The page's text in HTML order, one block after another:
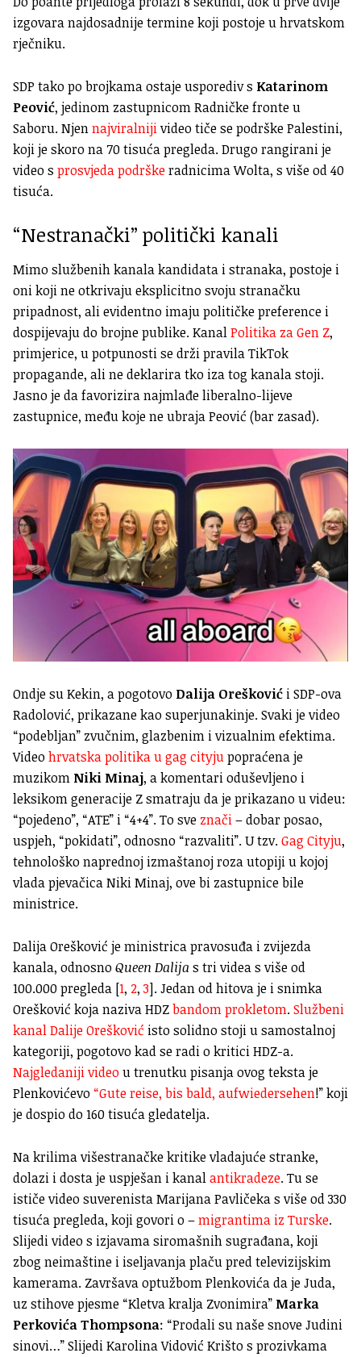
izgovara najdosadnije termine koji postoje u hrvatskom
rječniku.
SDP tako po brojkama ostaje usporediv s Katarinom
Peović, jedinom zastupnicom Radničke fronte u
Saboru. Njennajviralnijivideo tiče se podrške Palestini,
koji je skoro na 70 tisuća pregleda. Drugo rangirani je
video s prosvjeda podrškeradnicima Wolta, s više od 40
tisuća.
“Nestranački” politički kanali
Mimo službenih kanala kandidata i stranaka, postoje i
oni koji ne otkrivaju eksplicitno svoju stranačku
pripadnost, ali evidentno imaju političke preference i
dospijevaju do brojne publike. KanalPolitika za Gen Z,
primjerice, u potpunosti se drži pravila TikTok
propagande, ali ne deklarira tko iza tog kanala stoji.
Jasno je da favorizira najmlađe liberalno-lijeve
zastupnice, među koje ne ubraja Peović (bar zasad).
Ondje su Kekin, a pogotovo Dalija Orešković i SDP-ova
Radolović, prikazane kao superjunakinje. Svaki je video
“podebljan” zvučnim, glazbenim i vizualnim efektima.
Videohrvatska politika u gag cityjupopraćena je
muzikom Niki Minaj, a komentari oduševljeno i
leksikom generacije Z smatraju da je prikazano u videu:
“pojedeno”, “ATE” i “4+4”. To sve znači– dobar posao,
uspjeh, “pokidati”, odnosno “razvaliti”. U tzv.Gag Cityju,
tehnološko naprednoj izmaštanoj roza utopiji u kojoj
vlada pjevačica Niki Minaj, ove bi zastupnice bile
ministrice.
Dalija Orešković je ministrica pravosuđa i zvijezda
kanala, odnosnoQueen Dalija s tri videa s više od
100.000 pregleda [1, 2, 3]. Jedan od hitova je i snimka
Orešković koja naziva HDZbandom prokletom.Službeni
kanal Dalije Orešković isto solidno stoji u samostalnoj
kategoriji, pogotovo kad se radi o kritici HDZ-a.
Najgledaniji videou trenutku pisanja ovog teksta je
Plenkovićevo “Gute reise, bis bald, aufwiedersehen!” koji
je dospio do 160 tisuća gledatelja.
Na krilima višestranačke kritike vladajuće stranke,
dolazi i dosta je uspješan i kanalantikradeze. Tu se
ističe video suverenista Marijana Pavličeka s više od 330
tisuća pregleda, koji govori o –migrantima iz Turske.
Slijedi video s izjavama siromašnih sugrađana, koji
zbog neimaštine i iseljavanja plaču pred televizijskim
kamerama. Završava optužbom Plenkovića da je Juda,
uz stihove pjesme “Kletva kralja Zvonimira” Marka
Perkovića Thompsona: “Prodali su naše snove Judini
sinovi…” Slijedi Karolina Vidović Krišto s prozivkama